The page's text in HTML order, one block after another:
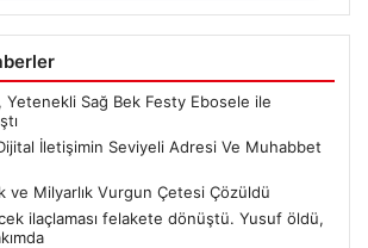
Yetenekli Sağ Bek Festy Ebosele ile
İletişimin Seviyeli Adresi Ve Muhabbet
ve Milyarlık Vurgun Çetesi Çözüldü
ilaçlaması felakete dönüştü. Yusuf öldü,